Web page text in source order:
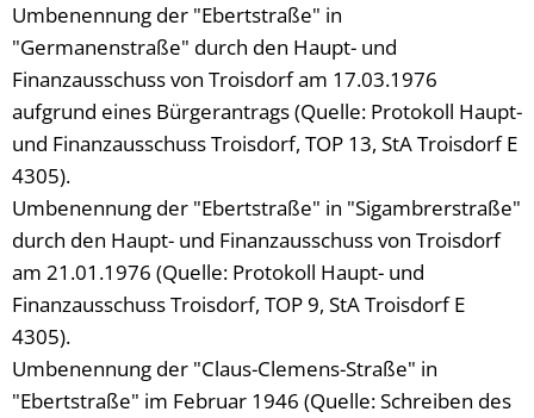
Umbenennung der "Ebertstraße" in
"Germanenstraße" durch den Haupt- und
Finanzausschuss von Troisdorf am 17.03.1976
aufgrund eines Bürgerantrags (Quelle: Protokoll Haupt-
und Finanzausschuss Troisdorf, TOP 13, StA Troisdorf E
4305).
Umbenennung der "Ebertstraße" in "Sigambrerstraße"
durch den Haupt- und Finanzausschuss von Troisdorf
am 21.01.1976 (Quelle: Protokoll Haupt- und
Finanzausschuss Troisdorf, TOP 9, StA Troisdorf E
4305).
Umbenennung der "Claus-Clemens-Straße" in
"Ebertstraße" im Februar 1946 (Quelle: Schreiben des